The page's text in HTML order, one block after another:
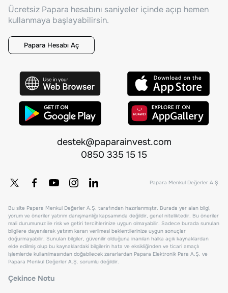
Ücretsiz Papara hesabını saniyeler içinde açıp hemen
kullanmaya başlayabilirsin.
Papara Hesabı Aç
destek@paparainvest.com
0850 335 15 15
Papara Menkul Değerler A.Ş.
Bu site Papara Menkul Değerler A.Ş. tarafından hazırlanmıştır. Burada yer alan bilgi,
yorum ve öneriler yatırım danışmanlığı kapsamında değildir, genel niteliktedir. Bu öneriler
mali durumunuz ile risk ve getiri tercihlerinize uygun olmayabilir. Sadece burada sunulan
bilgilere dayanılarak yatırım kararı verilmesi beklentilerinize uygun sonuçlar
doğurmayabilir. Sunulan bilgiler, güvenilir olduğuna inanılan halka açık kaynaklardan
elde edilmiş olup bu kaynaklardaki bilgilerin hata ve eksikliğinden ve ticari amaçlı
işlemlerde kullanılmasından doğabilecek zararlardan Papara Elektronik Para A.Ş. ve
Papara Menkul Değerler A.Ş. sorumlu değildir.
Çekince Notu